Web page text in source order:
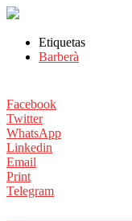
Etiquetas
Barberà
Facebook
Twitter
WhatsApp
Linkedin
Email
Print
Telegram